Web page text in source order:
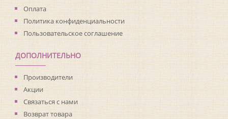
Оплата
Политика конфиденциальности
Пользовательское соглашение
ДОПОЛНИТЕЛЬНО
Производители
Акции
Связаться с нами
Возврат товара